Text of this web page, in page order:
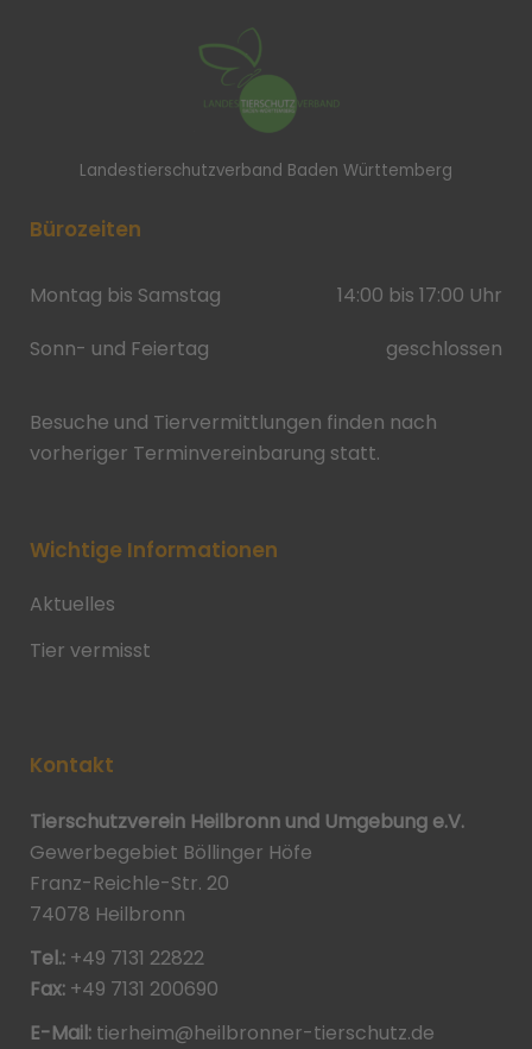
Landestierschutzverband Baden Württemberg
Bürozeiten
Montag bis Samstag
14:00 bis 17:00 Uhr
Sonn- und Feiertag
geschlossen
Besuche und Tiervermittlungen finden nach
vorheriger Terminvereinbarung statt.
Wichtige Informationen
Aktuelles
Tier vermisst
Kontakt
Tierschutzverein Heilbronn und Umgebung e.V.
Gewerbegebiet Böllinger Höfe
Franz-Reichle-Str. 20
74078 Heilbronn
Tel.: +49 7131 22822
Fax: +49 7131 200690
E-Mail: tierheim@heilbronner-tierschutz.de